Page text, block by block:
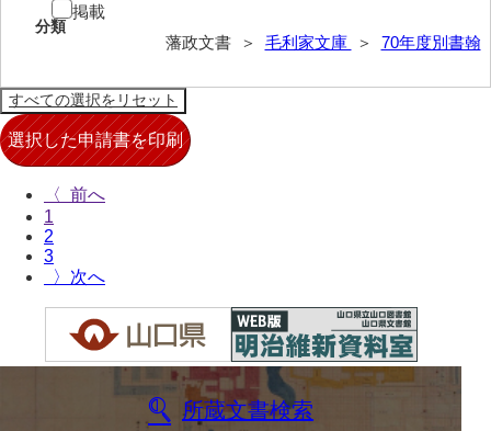
分類
藩政文書 ＞ 毛利家文庫 ＞ 70年度別書翰
掲載
〈
1
2
3
〉
所蔵文書検索